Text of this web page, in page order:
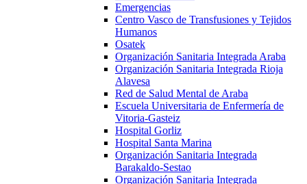
Emergencias
Centro Vasco de Transfusiones y Tejidos
Humanos
Osatek
Organización Sanitaria Integrada Araba
Organización Sanitaria Integrada Rioja
Alavesa
Red de Salud Mental de Araba
Escuela Universitaria de Enfermería de
Vitoria-Gasteiz
Hospital Gorliz
Hospital Santa Marina
Organización Sanitaria Integrada
Barakaldo-Sestao
Organización Sanitaria Integrada